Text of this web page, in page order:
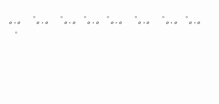
｡.。 ゜｡.。 ゜ ｡.｡ ゜｡.｡ ゜ ｡.。 ゜｡.。 ゜ ｡.｡ ゜｡.｡
゜